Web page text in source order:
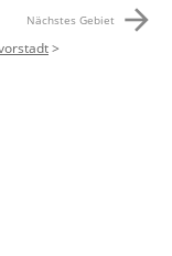
Nächstes Gebiet arrow_forward